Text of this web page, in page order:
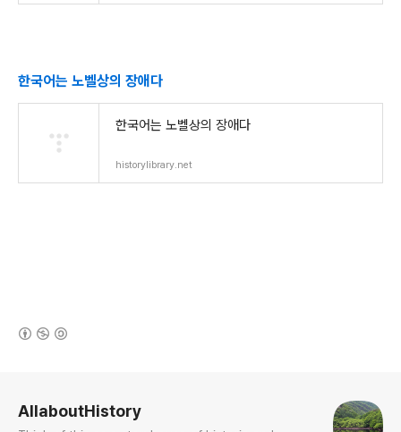
한국어는 노벨상의 장애다
한국어는 노벨상의 장애다
historylibrary.net
AllaboutHistory